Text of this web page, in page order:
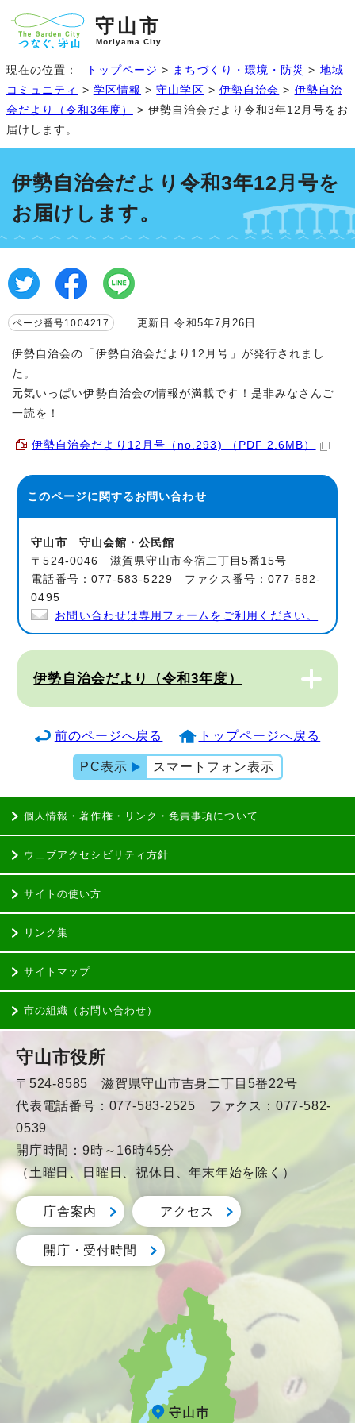
守山市
Moriyama City
現在の位置： トップページ > まちづくり・環境・防災 > 地域
コミュニティ
> 学区情報 >守山学区 > 伊勢自治会 > 伊勢自治
会だより（令和3年度）
> 伊勢自治会だより令和3年12月号をお
届けします。
伊勢自治会だより令和3年12月号を
お届けします。
ページ番号1004217 更新日 令和5年7月26日
伊勢自治会の「伊勢自治会だより12月号」が発行されまし
た。
元気いっぱい伊勢自治会の情報が満載です！是非みなさんご
一読を！
伊勢自治会だより12月号（no.293) （PDF 2.6MB）
このページに関するお問い合わせ
守山市 守山会館・公民館
〒524-0046 滋賀県守山市今宿二丁目5番15号
電話番号：077-583-5229 ファクス番号：077-582-
0495
お問い合わせは専用フォームをご利用ください。
伊勢自治会だより（令和3年度）
前のページへ戻る トップページへ戻る
PC表示 スマートフォン表示
個人情報・著作権・リンク・免責事項について
ウェブアクセシビリティ方針
サイトの使い方
リンク集
サイトマップ
市の組織（お問い合わせ）
守山市役所
〒524-8585 滋賀県守山市吉身二丁目5番22号
代表電話番号：077-583-2525 ファクス：077-582-
0539
開庁時間：9時～16時45分
（土曜日、日曜日、祝休日、年末年始を除く）
庁舎案内 アクセス
開庁・受付時間